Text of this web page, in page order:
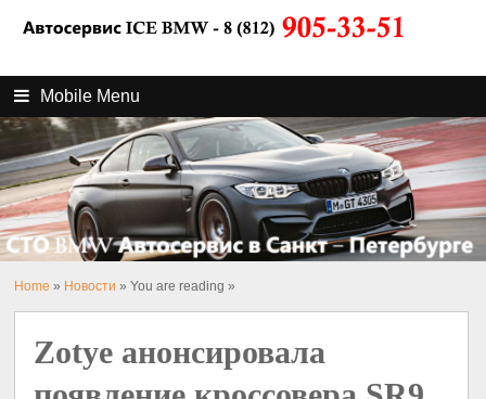
Mobile Menu
Home » Новости » You are reading »
Zotye анонсировала